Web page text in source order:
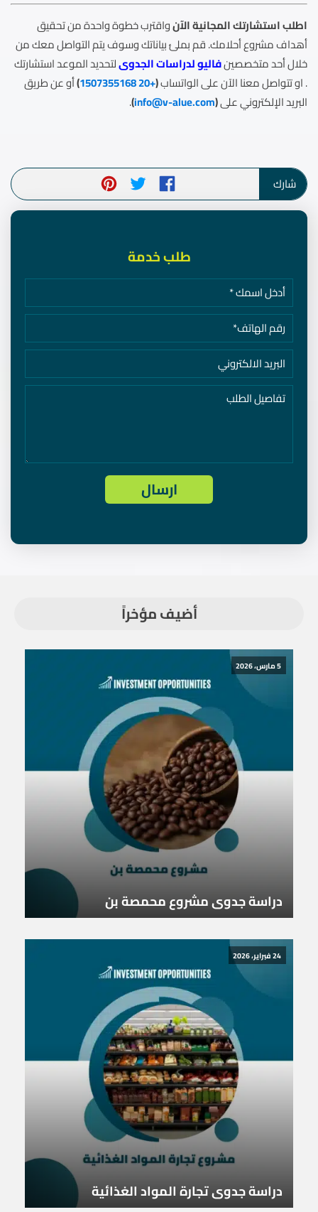
اطلب استشارتك المجانية الآنواقترب خطوة واحدة من تحقيق
أهداف مشروع أحلامك. قم بملئ بياناتك وسوف يتم التواصل معك من
خلال أحد متخصصينفاليو لدراسات الجدوىلتحديد الموعد استشارتك
. او تتواصل معنا الآن على الواتساب(
+20 1507355168
)أو عن طريق
البريد الإلكتروني على(
info@v-alue.com
)
.
شارك
طلب خدمة
أضيف مؤخراً
5 مارس، 2026
دراسة جدوى مشروع محمصة بن
24 فبراير، 2026
دراسة جدوى تجارة المواد الغذائية